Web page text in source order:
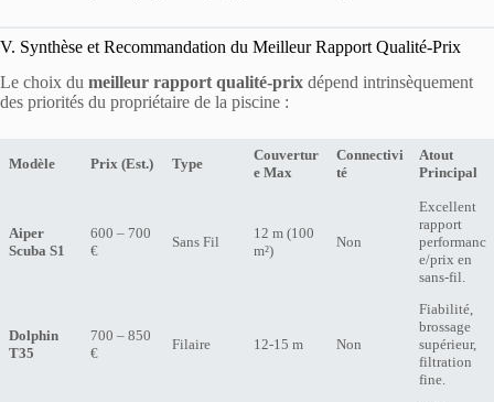
V. Synthèse et Recommandation du Meilleur Rapport Qualité-Prix
Le choix du meilleur rapport qualité-prix dépend intrinsèquement
des priorités du propriétaire de la piscine :
Modèle Prix (Est.) Type
Couvertur
e Max
Connectivi
té
Atout
Principal
Aiper
Scuba S1
600 – 700
€
Sans Fil
12 m (100
m²)
Non
Excellent
rapport
performanc
e/prix en
sans-fil.
Dolphin
T35
700 – 850
€
Filaire 12-15 m Non
Fiabilité,
brossage
supérieur,
filtration
fine.